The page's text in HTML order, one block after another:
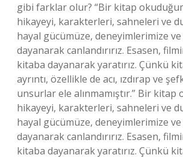
gibi farklar olur? “Bir kitap
hikayeyi, karakterleri, sahneleri ve
hayal gücümüze, deneyimlerimize
dayanarak canlandırırız. Esasen,
kitaba dayanarak yaratırız. Çünkü
ayrıntı, özellikle de acı, ızdırap ve
unsurlar ele alınmamıştır.” Bir kitap
hikayeyi, karakterleri, sahneleri ve
hayal gücümüze, deneyimlerimize
dayanarak canlandırırız. Esasen,
kitaba dayanarak yaratırız. Çünkü